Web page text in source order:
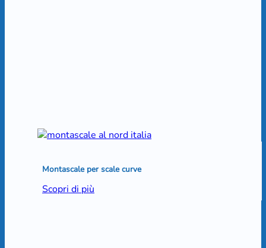
Montascale per scale curve
Scopri di più